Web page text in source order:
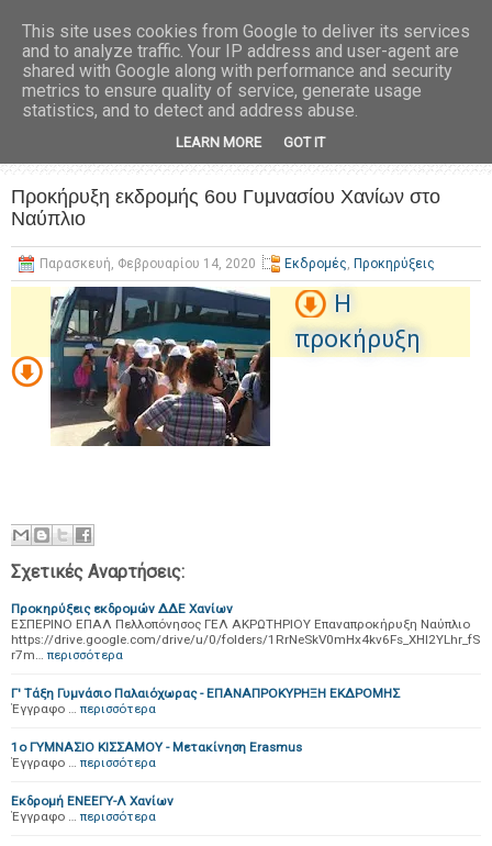
Προκήρυξη εκδρομής 6ου Γυμνασίου Χανίων στο
Ναύπλιο
Παρασκευή, Φεβρουαρίου 14, 2020 Εκδρομές, Προκηρύξεις
Η
προκήρυξη
Σχετικές Αναρτήσεις:
Προκηρύξεις εκδρομών ΔΔΕ Χανίων
ΕΣΠΕΡΙΝΟ ΕΠΑΛ Πελλοπόνησος ΓΕΛ ΑΚΡΩΤΗΡΙΟΥ Επαναπροκήρυξη Ναύπλιο
https://drive.google.com/drive/u/0/folders/1RrNeSkV0mHx4kv6Fs_XHI2YLhr_fS
r7m… περισσότερα
Γ' Τάξη Γυμνάσιο Παλαιόχωρας - ΕΠΑΝΑΠΡΟΚΥΡΗΞΗ ΕΚΔΡΟΜΗΣ
Έγγραφο … περισσότερα
1ο ΓΥΜΝΑΣΙΟ ΚΙΣΣΑΜΟΥ - Μετακίνηση Erasmus
Έγγραφο … περισσότερα
Εκδρομή ΕΝΕΕΓΥ-Λ Χανίων
Έγγραφο … περισσότερα
This site uses cookies from Google to deliver its services
and to analyze traffic. Your IP address and user-agent are
shared with Google along with performance and security
metrics to ensure quality of service, generate usage
statistics, and to detect and address abuse.
LEARN MORE GOT IT